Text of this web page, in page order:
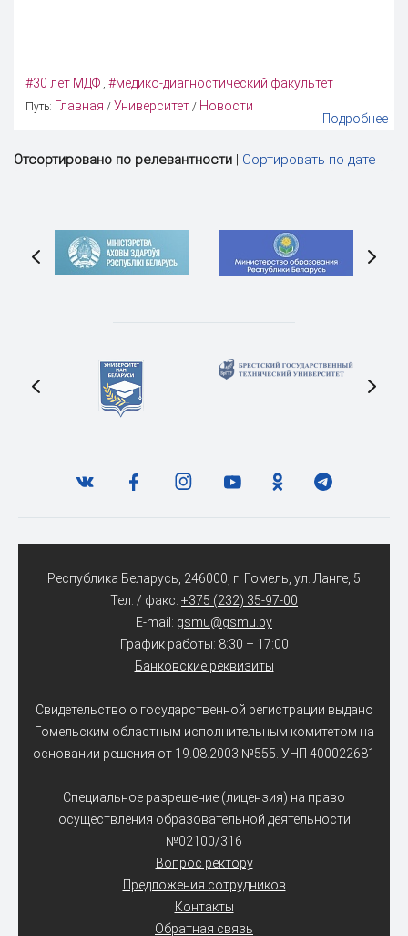
#30 лет МДФ , #медико-диагностический факультет
Путь: Главная / Университет / Новости
Подробнее
Отсортировано по релевантности | Сортировать по дате
Республика Беларусь, 246000, г. Гомель, ул. Ланге, 5
Тел. / факс: +375 (232) 35-97-00
E-mail: gsmu@gsmu.by
График работы: 8:30 – 17:00
Банковские реквизиты
Свидетельство о государственной регистрации выдано
Гомельским областным исполнительным комитетом на
основании решения от 19.08.2003 №555. УНП 400022681
Специальное разрешение (лицензия) на право
осуществления образовательной деятельности
№02100/316
Вопрос ректору
Предложения сотрудников
Контакты
Обратная связь